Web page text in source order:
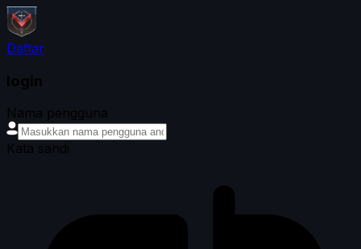
Daftar
login
Nama pengguna
Kata sandi